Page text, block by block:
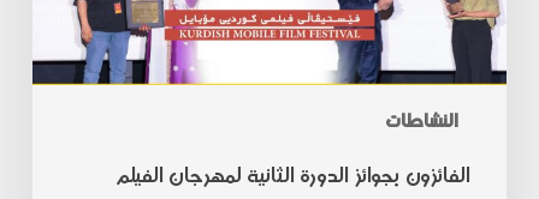
النشاطات
الفائزون بجوائز الدورة الثانية لمهرجان الفيلم